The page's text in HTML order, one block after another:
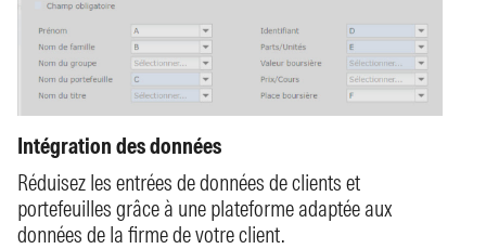
Intégration des données
Réduisez les entrées de données de clients et
portefeuilles grâce à une plateforme adaptée aux
données de la firme de votre client.